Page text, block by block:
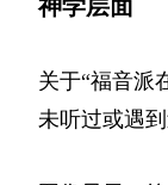
神学层面
关于“福音派
未听过或遇